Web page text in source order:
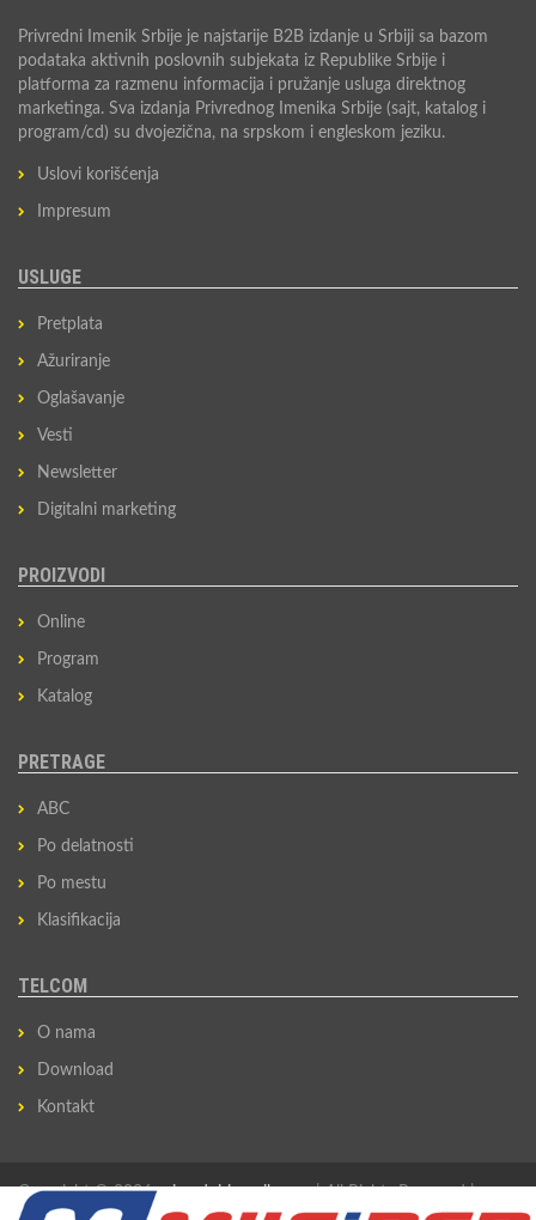
Privredni Imenik Srbije je najstarije B2B izdanje u Srbiji sa bazom
podataka aktivnih poslovnih subjekata iz Republike Srbije i
platforma za razmenu informacija i pružanje usluga direktnog
marketinga. Sva izdanja Privrednog Imenika Srbije (sajt, katalog i
program/cd) su dvojezična, na srpskom i engleskom jeziku.
Uslovi korišćenja
Impresum
USLUGE
Pretplata
Ažuriranje
Oglašavanje
Vesti
Newsletter
Digitalni marketing
PROIZVODI
Online
Program
Katalog
PRETRAGE
ABC
Po delatnosti
Po mestu
Klasifikacija
TELCOM
O nama
Download
Kontakt
Copyright © 2026privredni-imenik.com
Izradio Sovan